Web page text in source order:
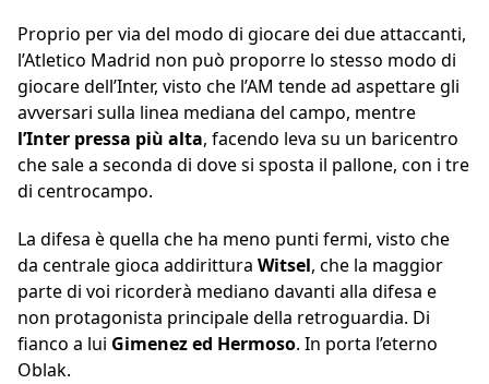
Proprio per via del modo di giocare dei due attaccanti,
l’Atletico Madrid non può proporre lo stesso modo di
giocare dell’Inter, visto che l’AM tende ad aspettare gli
avversari sulla linea mediana del campo, mentre
l’Inter pressa più alta, facendo leva su un baricentro
che sale a seconda di dove si sposta il pallone, con i tre
di centrocampo.
La difesa è quella che ha meno punti fermi, visto che
da centrale gioca addirittura Witsel, che la maggior
parte di voi ricorderà mediano davanti alla difesa e
non protagonista principale della retroguardia. Di
fianco a lui Gimenez ed Hermoso. In porta l’eterno
Oblak.